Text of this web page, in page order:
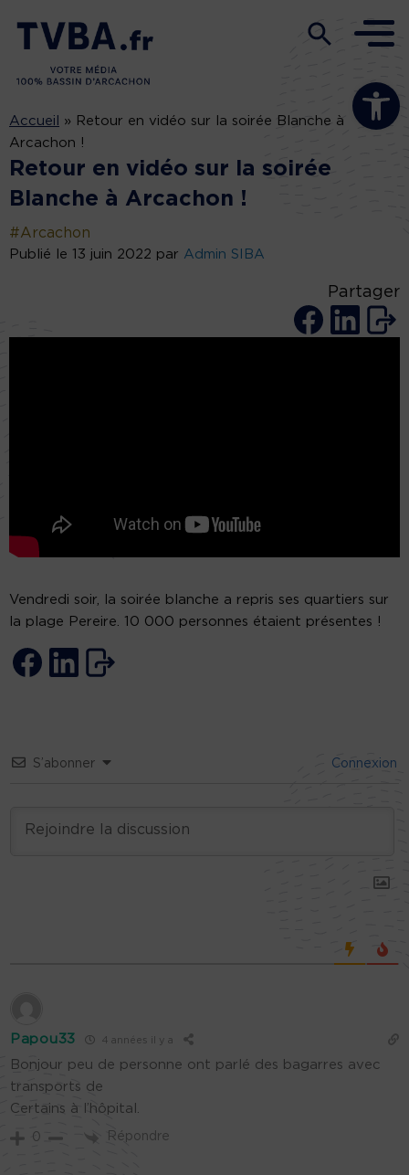
Ouvrir la
Accueil » Retour en vidéo sur la soirée Blanche à
Arcachon !
Retour en vidéo sur la soirée
Blanche à Arcachon !
#Arcachon
Publié le 13 juin 2022 par Admin SIBA
Partager
Vendredi soir, la soirée blanche a repris ses quartiers sur
la plage Pereire. 10 000 personnes étaient présentes !
S’abonner Connexion
Papou33 4 années il y a
Bonjour peu de personne ont parlé des bagarres avec
transports de
Certains à l’hôpital.
0 Répondre